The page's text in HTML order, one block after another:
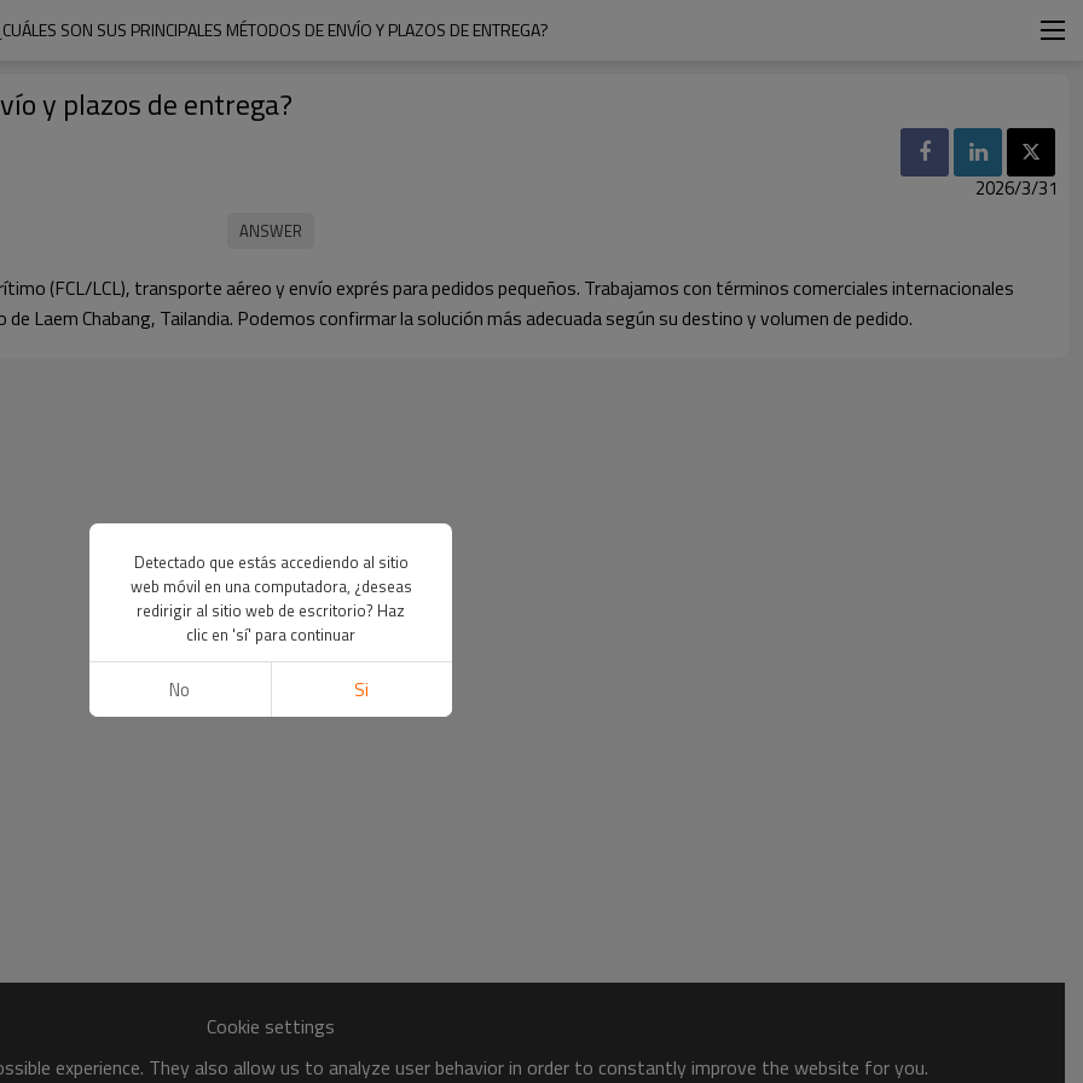
SON SUS PRINCIPALES MÉTODOS DE ENVÍO Y PLAZOS DE ENTREGA?
y plazos de entrega?
2026/3/31
(FCL/LCL), transporte aéreo y envío exprés para pedidos pequeños. Trabajamos con términos comerciales internacionales
Laem Chabang, Tailandia. Podemos confirmar la solución más adecuada según su destino y volumen de pedido.
Cookie settings
experience. They also allow us to analyze user behavior in order to constantly improve the website for you.
Detectado que estás accediendo al sitio
web móvil en una computadora, ¿deseas
redirigir al sitio web de escritorio? Haz
clic en 'sí' para continuar
No Si